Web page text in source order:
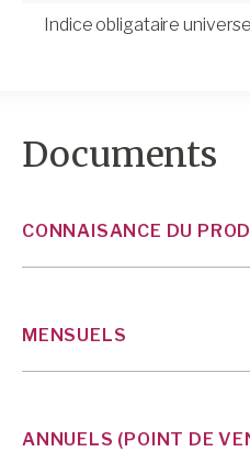
Indice obligataire
Documents
CONNAISANCE DU
MENSUELS
ANNUELS (POINT DE